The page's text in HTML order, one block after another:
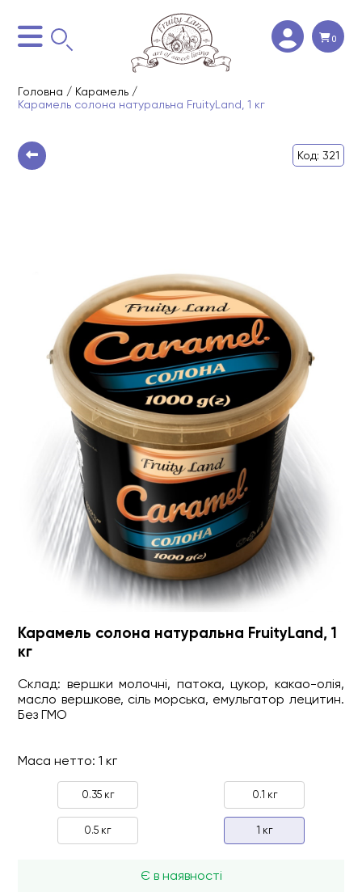
0
Головна / Карамель /
Карамель солона натуральна FruityLand, 1 кг
Код: 321
Карамель солона натуральна FruityLand, 1
кг
Склад: вершки молочні, патока, цукор, какао-олія,
масло вершкове, сіль морська, емульгатор лецитин.
Без ГМО
Маса нетто: 1 кг
0.35 кг 0.1 кг
0.5 кг 1 кг
Є в наявності